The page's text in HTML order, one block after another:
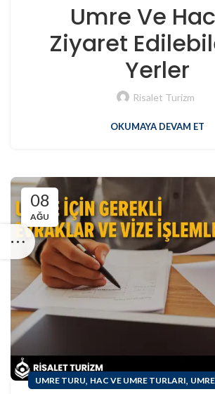
Umre Ve
Ziyaret
Yerler
Risalet Turizm
OKUMAYA DEVAM ET
08
AĞU
UMRE TURU, HAC VE UMRE TURLARI,